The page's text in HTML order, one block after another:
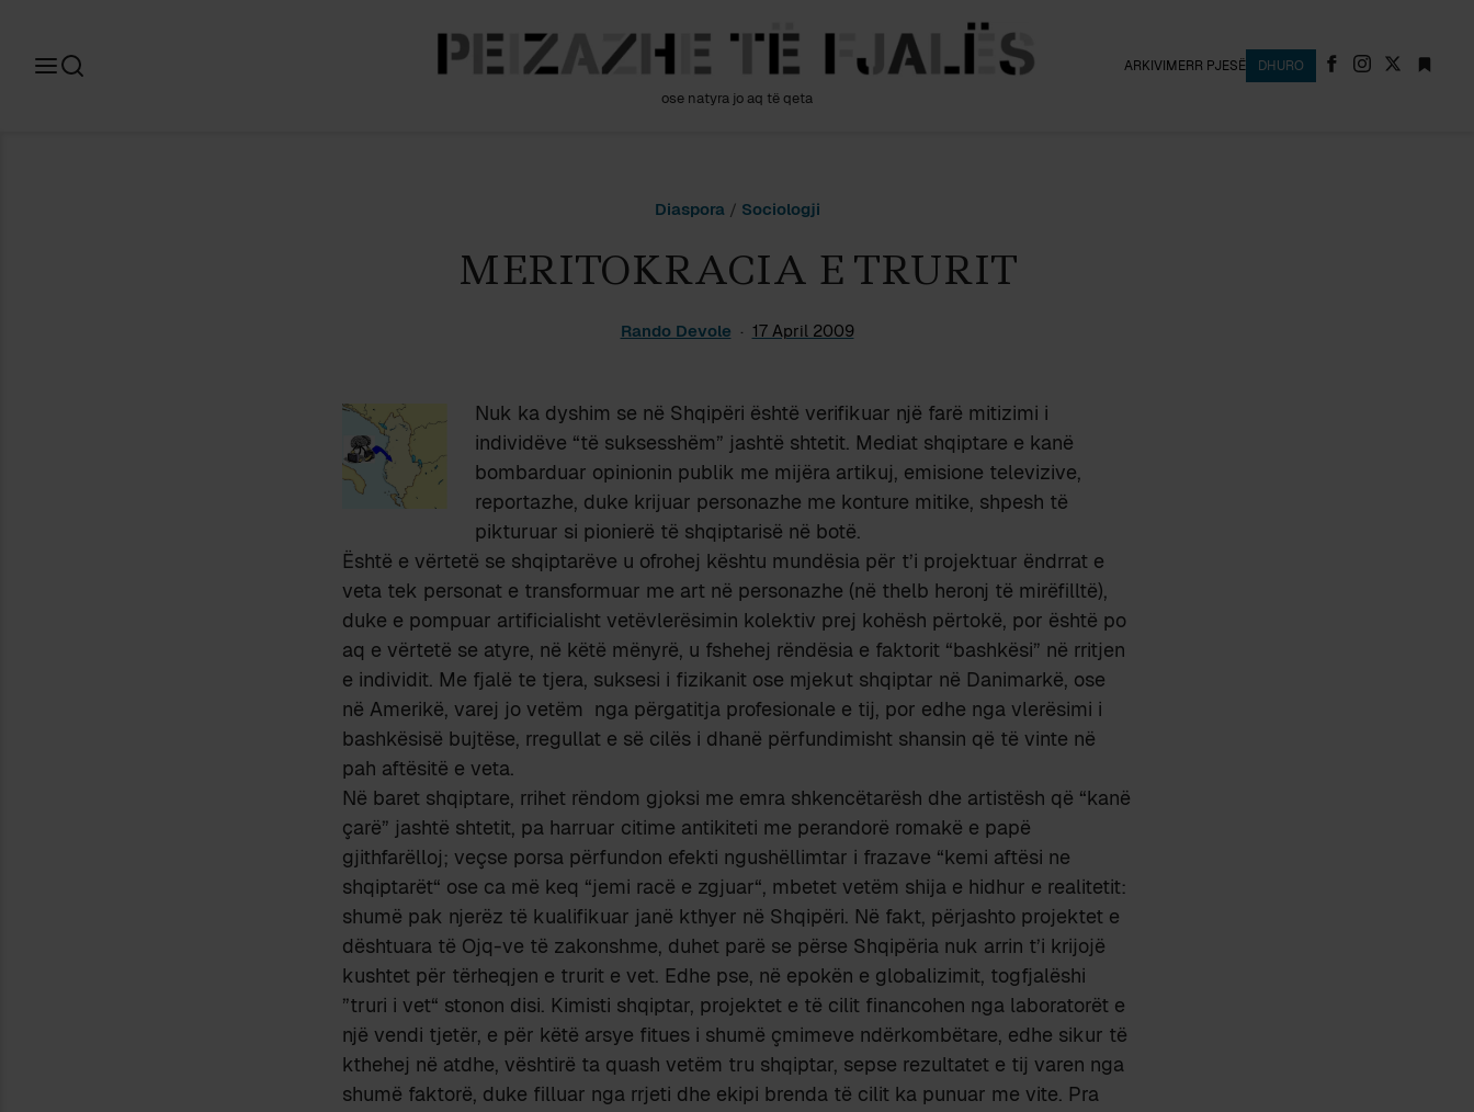
ose natyra jo aq të qeta
ARKIVIMERR PJESË DHURO
Diaspora/ Sociologji
MERITOKRACIA E TRURIT
Rando Devole 17 April 2009
Nuk ka dyshim se në Shqipëri është verifikuar një farë mitizimi i
individëve “të suksesshëm” jashtë shtetit. Mediat shqiptare e kanë
bombarduar opinionin publik me mijëra artikuj, emisione televizive,
reportazhe, duke krijuar personazhe me konture mitike, shpesh të
pikturuar si pionierë të shqiptarisë në botë.
Është e vërtetë se shqiptarëve u ofrohej kështu mundësia për t’i projektuar ëndrrat e
veta tek personat e transformuar me art në personazhe (në thelb heronj të mirëfilltë),
duke e pompuar artificialisht vetëvlerësimin kolektiv prej kohësh përtokë, por është po
aq e vërtetë se atyre, në këtë mënyrë, u fshehej rëndësia e faktorit “bashkësi” në rritjen
e individit. Me fjalë te tjera, suksesi i fizikanit ose mjekut shqiptar në Danimarkë, ose
në Amerikë, varej jo vetëm nga përgatitja profesionale e tij, por edhe nga vlerësimi i
bashkësisë bujtëse, rregullat e së cilës i dhanë përfundimisht shansin që të vinte në
pah aftësitë e veta.
Në baret shqiptare, rrihet rëndom gjoksi me emra shkencëtarësh dhe artistësh që “kanë
çarë” jashtë shtetit, pa harruar citime antikiteti me perandorë romakë e papë
gjithfarëlloj; veçse porsa përfundon efekti ngushëllimtar i frazave “kemi aftësi ne
shqiptarët“ ose ca më keq “jemi racë e zgjuar“, mbetet vetëm shija e hidhur e realitetit:
shumë pak njerëz të kualifikuar janë kthyer në Shqipëri. Në fakt, përjashto projektet e
dështuara të Ojq-ve të zakonshme, duhet parë se përse Shqipëria nuk arrin t’i krijojë
kushtet për tërheqjen e trurit e vet. Edhe pse, në epokën e globalizimit, togfjalëshi
”truri i vet“ stonon disi. Kimisti shqiptar, projektet e të cilit financohen nga laboratorët e
një vendi tjetër, e për këtë arsye fitues i shumë çmimeve ndërkombëtare, edhe sikur të
kthehej në atdhe, vështirë ta quash vetëm tru shqiptar, sepse rezultatet e tij varen nga
shumë faktorë, duke filluar nga rrjeti dhe ekipi brenda të cilit ka punuar me vite. Pra